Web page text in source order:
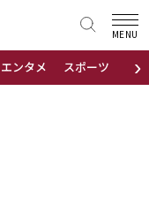
›
エンタメ スポーツ 地域
MENU